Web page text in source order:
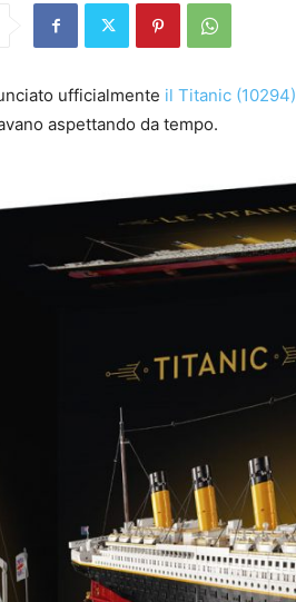
ufficialmente il Titanic (10294)
aspettando da tempo.